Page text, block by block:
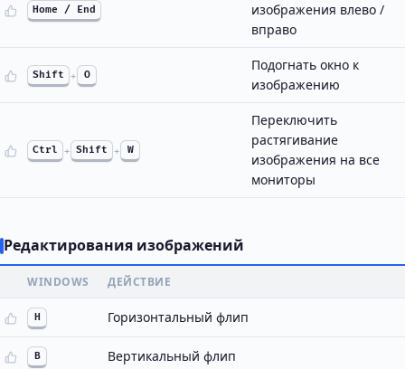
Home / End
изображения влево /
вправо
Shift + O
Подогнать окно к
изображению
Ctrl + Shift + W
Переключить
растягивание
изображения на все
мониторы
Редактирования изображений
WINDOWS ДЕЙСТВИЕ
H Горизонтальный флип
B Вертикальный флип